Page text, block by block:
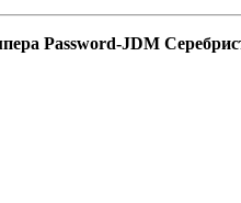
Password-JDM